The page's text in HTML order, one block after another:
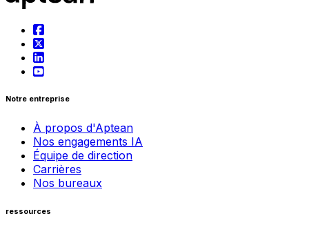
Notre entreprise
À propos d'Aptean
Nos engagements IA
Équipe de direction
Carrières
Nos bureaux
ressources